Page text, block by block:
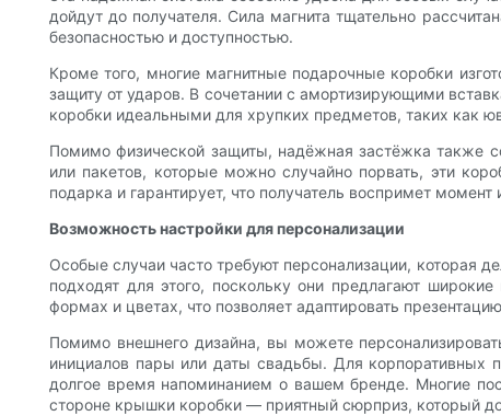
дойдут до получателя. Сила магнита тщательно
безопасностью и доступностью.
Кроме того, многие магнитные подарочные коробки
защиту от ударов. В сочетании с амортизирующими
коробки идеальными для хрупких предметов, таких как
Помимо физической защиты, надёжная застёжка также
или пакетов, которые можно случайно порвать, эти
подарка и гарантирует, что получатель воспримет
Возможность настройки для персонализации
Особые случаи часто требуют персонализации, которая
подходят для этого, поскольку они предлагают
формах и цветах, что позволяет адаптировать
Помимо внешнего дизайна, вы можете
инициалов пары или даты свадьбы. Для корпоративных
долгое время напоминанием о вашем бренде. Многие
стороне крышки коробки — приятный сюрприз, который